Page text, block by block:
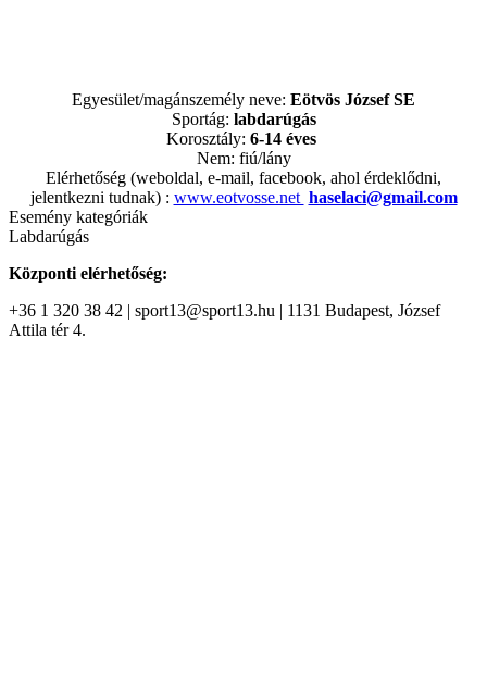
Egyesület/magánszemély neve: Eötvös József SE
Sportág: labdarúgás
Korosztály: 6-14 éves
Nem: fiú/lány
Elérhetőség (weboldal, e-mail, facebook, ahol érdeklődni,
jelentkezni tudnak) : www.eotvosse.net haselaci@gmail.com
Esemény kategóriák
Labdarúgás
Központi elérhetőség:
+36 1 320 38 42 | sport13@sport13.hu | 1131 Budapest, József
Attila tér 4.